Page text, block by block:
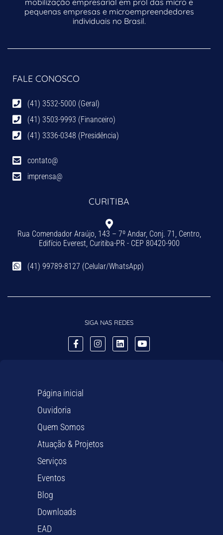
pequenas empresas e microempreendedores
individuais no Brasil.
FALE CONOSCO
(41) 3532-5000 (Geral)
(41) 3503-9993 (Financeiro)
(41) 3336-0348 (Presidência)
contato@
imprensa@
CURITIBA
Rua Comendador Araújo, 143 – 7º Andar, Conj. 71, Centro,
Edifício Everest, Curitiba-PR - CEP 80420-900
(41) 99789-8127 (Celular/WhatsApp)
SIGA NAS REDES
Página inicial
Ouvidoria
Quem Somos
Atuação & Projetos
Serviços
Eventos
Blog
Downloads
EAD